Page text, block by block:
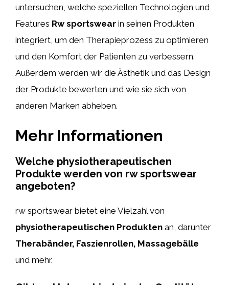
untersuchen, welche speziellen Technologien und
Features Rw sportswear in seinen Produkten
integriert, um den Therapieprozess zu optimieren
und den Komfort der Patienten zu verbessern.
Außerdem werden wir die Ästhetik und das Design
der Produkte bewerten und wie sie sich von
anderen Marken abheben.
Mehr Informationen
Welche physiotherapeutischen
Produkte werden von rw sportswear
angeboten?
rw sportswear bietet eine Vielzahl von
physiotherapeutischen Produkten an, darunter
Therabänder, Faszienrollen, Massagebälle
und mehr.